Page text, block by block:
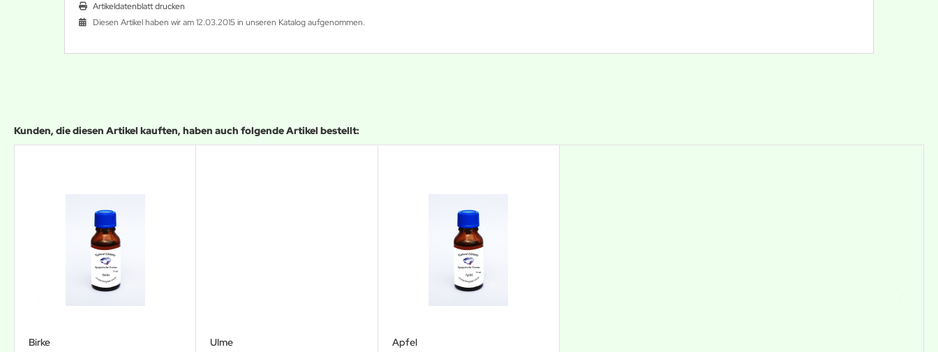
Artikeldatenblatt drucken
Diesen Artikel haben wir am 12.03.2015 in unseren Katalog aufgenommen.
Kunden, die diesen Artikel kauften, haben auch folgende Artikel bestellt:
Birke Ulme Apfel